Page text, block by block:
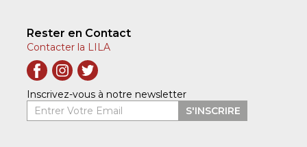
Rester en Contact
Contacter la LILA
Inscrivez-vous à notre newsletter
Entrer Votre Email
S'INSCRIRE